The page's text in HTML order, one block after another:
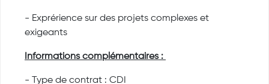
- Exprérience sur des projets complexes et
exigeants
Informations complémentaires :
- Type de contrat : CDI